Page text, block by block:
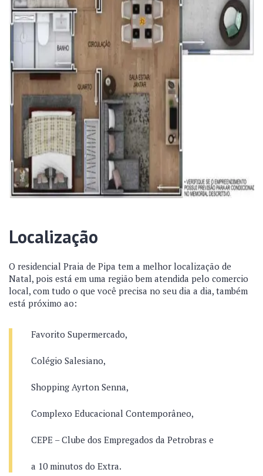
Localização
O residencial Praia de Pipa tem a melhor localização de
Natal, pois está em uma região bem atendida pelo comercio
local, com tudo o que você precisa no seu dia a dia, também
está próximo ao:
Favorito Supermercado,
Colégio Salesiano,
Shopping Ayrton Senna,
Complexo Educacional Contemporâneo,
CEPE – Clube dos Empregados da Petrobras e
a 10 minutos do Extra.